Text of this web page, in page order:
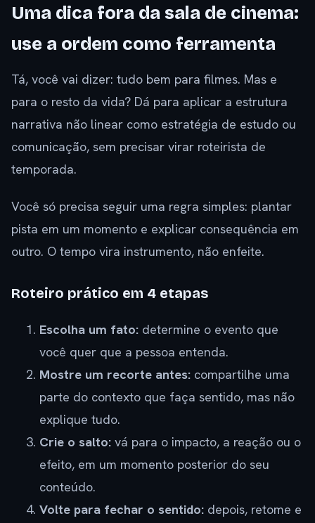
Uma dica fora da sala de cinema:
use a ordem como ferramenta
Tá, você vai dizer: tudo bem para filmes. Mas e
para o resto da vida? Dá para aplicar a estrutura
narrativa não linear como estratégia de estudo ou
comunicação, sem precisar virar roteirista de
temporada.
Você só precisa seguir uma regra simples: plantar
pista em um momento e explicar consequência em
outro. O tempo vira instrumento, não enfeite.
Roteiro prático em 4 etapas
Escolha um fato: determine o evento que
você quer que a pessoa entenda.
Mostre um recorte antes: compartilhe uma
parte do contexto que faça sentido, mas não
explique tudo.
Crie o salto: vá para o impacto, a reação ou o
efeito, em um momento posterior do seu
conteúdo.
Volte para fechar o sentido: depois, retome e